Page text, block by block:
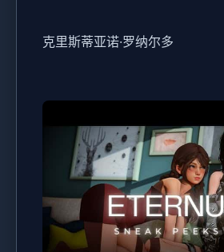
克里斯蒂亚诺·罗纳尔多